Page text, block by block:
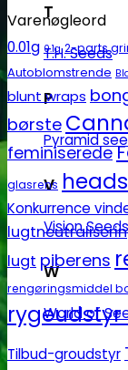
T
T.H. Seeds
P
Pyramid
V
Vision Seeds
W
World of
Varenøgleord
0.01g 0.1g 2-parts
Autoblomstrende
blunt wraps
børste
feminiserede
glasrens
Konkurrence
lugt piberens
rengøringsmiddel
Tilbud-groudstyr